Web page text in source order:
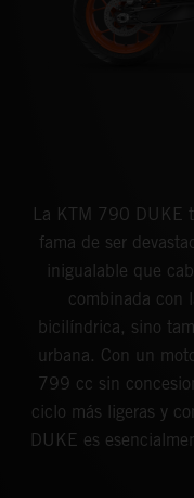
La KTM 790 DUKE
fama de ser
inigualable que
combinada con
bicilíndrica, sino
urbana. Con un
799 cc sin
ciclo más ligeras y
DUKE es